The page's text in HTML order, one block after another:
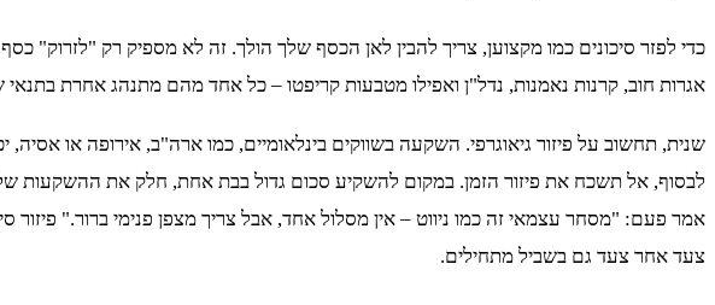
כדי לפזר סיכונים כמו מקצוען, צריך להבין לאן הכסף שלך הולך. זה לא מספיק רק "לזרוק"
אגרות חוב, קרנות נאמנות, נדל"ן ואפילו מטבעות קריפטו – כל אחד מהם מתנהג אחרת
שנית, תחשוב על פיזור גיאוגרפי. השקעה בשווקים בינלאומיים, כמו ארה"ב, אירופה או
לבסוף, אל תשכח את פיזור הזמן. במקום להשקיע סכום גדול בבת אחת, חלק את ההשקעות שלך
אמר פעם: "מסחר עצמאי זה כמו ניווט – אין מסלול אחד, אבל צריך מצפן פנימי ברור." פיזור
צעד אחר צעד גם בשביל מתחילים.